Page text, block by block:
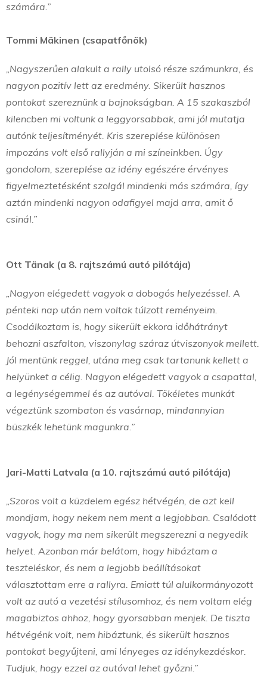
számára.”
Tommi Mäkinen (csapatfőnök)
„Nagyszerűen alakult a rally utolsó része számunkra, és
nagyon pozitív lett az eredmény. Sikerült hasznos
pontokat szereznünk a bajnokságban. A 15 szakaszból
kilencben mi voltunk a leggyorsabbak, ami jól mutatja
autónk teljesítményét. Kris szereplése különösen
impozáns volt első rallyján a mi színeinkben. Úgy
gondolom, szereplése az idény egészére érvényes
figyelmeztetésként szolgál mindenki más számára, így
aztán mindenki nagyon odafigyel majd arra, amit ő
csinál.”
Ott Tänak (a 8. rajtszámú autó pilótája)
„Nagyon elégedett vagyok a dobogós helyezéssel. A
pénteki nap után nem voltak túlzott reményeim.
Csodálkoztam is, hogy sikerült ekkora időhátrányt
behozni aszfalton, viszonylag száraz útviszonyok mellett.
Jól mentünk reggel, utána meg csak tartanunk kellett a
helyünket a célig. Nagyon elégedett vagyok a csapattal,
a legénységemmel és az autóval. Tökéletes munkát
végeztünk szombaton és vasárnap, mindannyian
büszkék lehetünk magunkra.”
Jari-Matti Latvala (a 10. rajtszámú autó pilótája)
„Szoros volt a küzdelem egész hétvégén, de azt kell
mondjam, hogy nekem nem ment a legjobban. Csalódott
vagyok, hogy ma nem sikerült megszerezni a negyedik
helyet. Azonban már belátom, hogy hibáztam a
teszteléskor, és nem a legjobb beállításokat
választottam erre a rallyra. Emiatt túl alulkormányozott
volt az autó a vezetési stílusomhoz, és nem voltam elég
magabiztos ahhoz, hogy gyorsabban menjek. De tiszta
hétvégénk volt, nem hibáztunk, és sikerült hasznos
pontokat begyűjteni, ami lényeges az idénykezdéskor.
Tudjuk, hogy ezzel az autóval lehet győzni.”